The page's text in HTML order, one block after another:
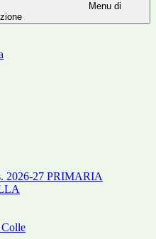
Menu di
2026-27 PRIMARIA